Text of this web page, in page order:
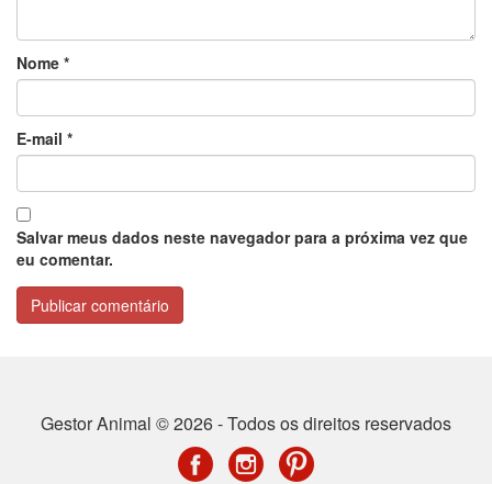
Nome *
E-mail *
Salvar meus dados neste navegador para a próxima vez que
eu comentar.
Gestor Animal © 2026 - Todos os direitos reservados